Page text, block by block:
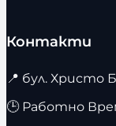
Контакти
📍 бул. Христо
🕒 Работно